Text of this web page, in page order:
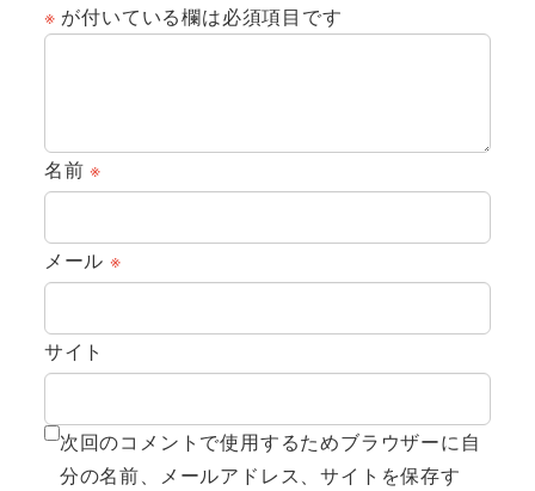
※ が付いている欄は必須項目です
名前※
メール ※
サイト
次回のコメントで使用するためブラウザーに自
分の名前、メールアドレス、サイトを保存す